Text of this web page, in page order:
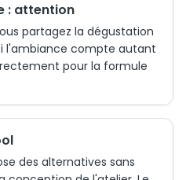
: attention
partagez la dégustation
l'ambiance compte autant
pour la formule
des alternatives sans